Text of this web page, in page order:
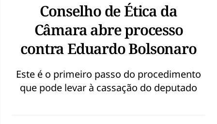
Conselho de Ética da
Câmara abre processo
contra Eduardo Bolsonaro
Este é o primeiro passo do procedimento
que pode levar à cassação do deputado